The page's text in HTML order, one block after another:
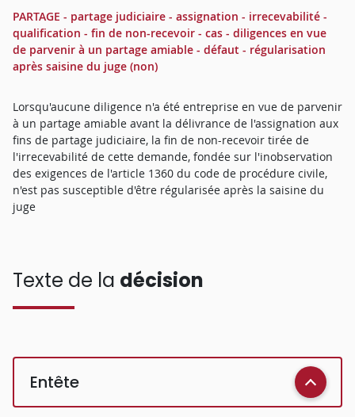
PARTAGE - partage judiciaire - assignation - irrecevabilité -
qualification - fin de non-recevoir - cas - diligences en vue
de parvenir à un partage amiable - défaut - régularisation
après saisine du juge (non)
Lorsqu'aucune diligence n'a été entreprise en vue de parvenir
à un partage amiable avant la délivrance de l'assignation aux
fins de partage judiciaire, la fin de non-recevoir tirée de
l'irrecevabilité de cette demande, fondée sur l'inobservation
des exigences de l'article 1360 du code de procédure civile,
n'est pas susceptible d'être régularisée après la saisine du
juge
Texte de la décision
Entête